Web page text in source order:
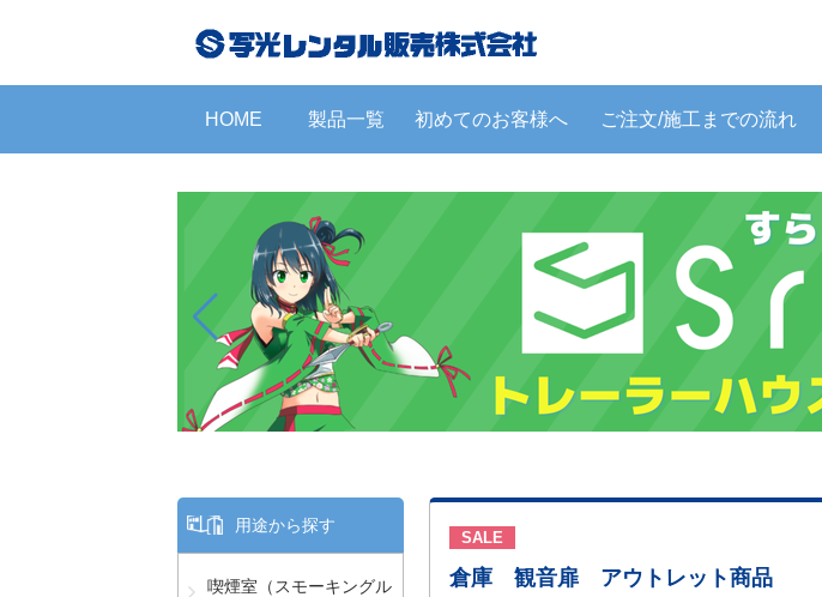
HOME 製品一覧 初めてのお客様へ ご注文/施工までの流れ
用途から探す
喫煙室（スモーキングル
SALE
倉庫 観音扉 アウトレット商品